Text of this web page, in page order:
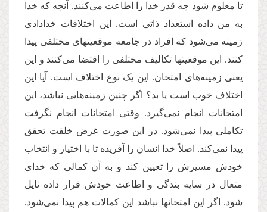
تا معلوم شود چه قدر خدا را اطاعت می‌کنند. آنچه که خدا
به من داده استعداد ذاتی است. این اختلافات خدادادی
زمینه می‌شود که افراد در جامعه موقعیتهای مختلفی پیدا
کنند. این موقعیتها تکالیف مختلفی را اقتضا می‌کنند و این
یعنی زمینه‌های امتحان. این یک نوع اختلاف است. آیا این
اختلاف خوب است یا بد؟ اگر چنین زمینه‌هایی نباشد، این
امتحانات انجام نمی‌گیرد. وقتی امتحانات انجام نگرفت
تکاملی پیدا نمی‌شود. در این صورت غرض خلقت تحقق
پیدا نمی‌کند. اصلاً خدا انسان را آفریده تا با اختیار و انتخاب
خودش مسیرش را تعیین کند و به آن کمالی که خدای
متعال در سایه بندگی و اطاعت خودش قرار داده نایل
شود. اگر این امتحانها نباشد این کمالات هم پیدا نمی‌شود.